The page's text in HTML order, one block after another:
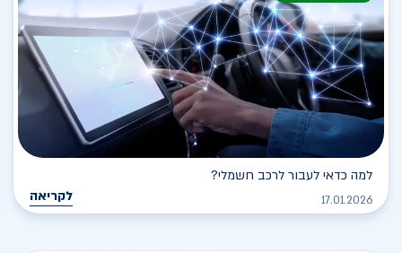
למה כדאי לעבור לרכב חשמלי?
17.01.2026 לקריאה